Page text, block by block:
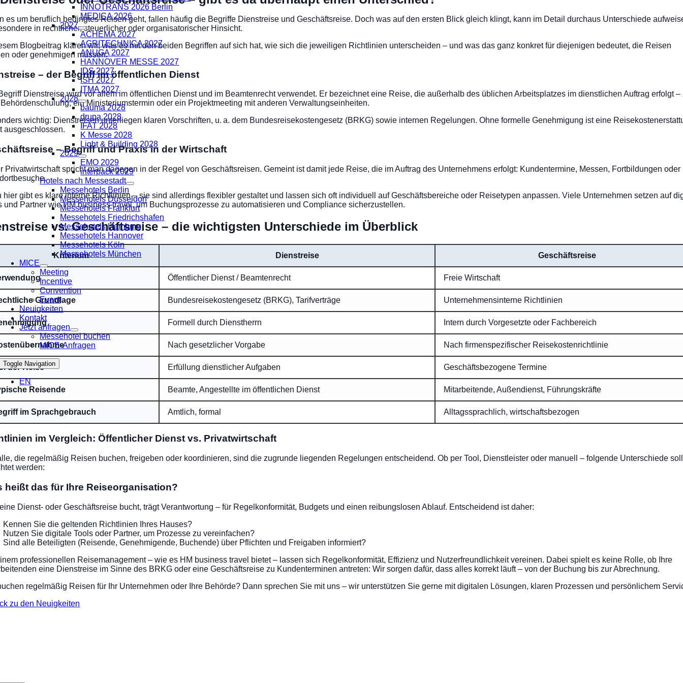
INNOTRANS 2026 Berlin
MEDICA 2026
2027
ACHEMA 2027
AGRITECHNICA 2027
ANUGA 2027
HANNOVER MESSE 2027
IDS 2027
ISH 2027
ITMA 2027
2028
bauma 2028
drupa 2028
IFAT 2028
K Messe 2028
Light & Building 2028
2029
EMO 2029
interpack 2029
Hotels nach Messestadt
Messehotels Berlin
Messehotels Düsseldorf
Messehotels Frankfurt
Messehotels Friedrichshafen
Messehotels Hamburg
Messehotels Hannover
Messehotels Köln
Messehotels München
MICE
Meeting
Incentive
Convention
Event
Neuigkeiten
Kontakt
Jetzt anfragen
Messehotel buchen
MICE-Anfragen
Toggle Navigation
EN
es um beruflich bedingtes Reisen geht, fallen häufig die Begriffe Dienstreise und Geschäftsreise. Doch was auf den ersten Blick gleich klingt, kann im Detail durchaus Unterschiede
in rechtlicher, steuerlicher oder organisatorischer Hinsicht.
Blogbeitrag klären wir, was es mit den beiden Begriffen auf sich hat, wie sich die jeweiligen Richtlinien unterscheiden – und was das ganz konkret für diejenigen bedeutet, die Reisen
oder genehmigen müssen.
– der Begriff im öffentlichen Dienst
Dienstreise wird vor allem im öffentlichen Dienst und im Beamtenrecht verwendet. Er bezeichnet eine Reise, die außerhalb des üblichen Arbeitsplatzes im dienstlichen Auftrag erfolgt –
ein Ministeriumstermin oder ein Projektmeeting mit anderen Verwaltungseinheiten.
wichtig: Dienstreisen unterliegen klaren Vorschriften, u. a. dem Bundesreisekostengesetz (BRKG) sowie internen Regelungen. Ohne formelle Genehmigung ist eine
ausgeschlossen.
– Begriff und Praxis in der Wirtschaft
Privatwirtschaft spricht man dagegen in der Regel von Geschäftsreisen. Gemeint ist damit jede Reise, die im Auftrag des Unternehmens erfolgt: Kundentermine, Messen, Fortbildungen oder
hier gibt es klare interne Richtlinien – sie sind allerdings flexibler gestaltet und lassen sich oft individuell auf Geschäftsbereiche oder Reisetypen anpassen. Viele Unternehmen setzen auf
und Partner wie HM business travel, um Buchungsprozesse zu automatisieren und Compliance sicherzustellen.
vs. Geschäftsreise – die wichtigsten Unterschiede im Überblick
Kriterium Dienstreise Geschäftsreise
Öffentlicher Dienst / Beamtenrecht Freie Wirtschaft
Grundlage Bundesreisekostengesetz (BRKG), Tarifverträge Unternehmensinterne Richtlinien
Formell durch Dienstherrn Intern durch Vorgesetzte oder Fachbereich
Nach gesetzlicher Vorgabe Nach firmenspezifischer Reisekostenrichtlinie
der Reise Erfüllung dienstlicher Aufgaben Geschäftsbezogene Termine
Reisende Beamte, Angestellte im öffentlichen Dienst Mitarbeitende, Außendienst, Führungskräfte
im Sprachgebrauch Amtlich, formal Alltagssprachlich, wirtschaftsbezogen
im Vergleich: Öffentlicher Dienst vs. Privatwirtschaft
die regelmäßig Reisen buchen, freigeben oder koordinieren, sind die zugrunde liegenden Regelungen entscheidend. Ob per Tool, Dienstleister oder manuell – folgende Unterschiede
werden:
heißt das für Ihre Reiseorganisation?
Dienst- oder Geschäftsreise bucht, trägt Verantwortung – für Regelkonformität, Budgets und einen reibungslosen Ablauf. Entscheidend ist daher:
Kennen Sie die geltenden Richtlinien Ihres Hauses?
Nutzen Sie digitale Tools oder Partner, um Prozesse zu vereinfachen?
Sind alle Beteiligten (Reisende, Genehmigende, Buchende) über Pflichten und Freigaben informiert?
professionellen Reisemanagement – wie es HM business travel bietet – lassen sich Regelkonformität, Effizienz und Nutzerfreundlichkeit vereinen. Dabei spielt es keine Rolle, ob Ihre
eine Dienstreise im Sinne des BRKG oder eine Geschäftsreise zu Kundenterminen antreten: Wir sorgen dafür, dass alles korrekt läuft – von der Buchung bis zur Abrechnung.
regelmäßig Reisen für Ihr Unternehmen oder Ihre Behörde? Dann sprechen Sie mit uns – wir unterstützen Sie gerne mit digitalen Lösungen, klaren Prozessen und persönlichem
zu den Neuigkeiten